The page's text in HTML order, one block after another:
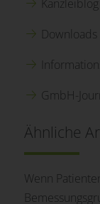
Kanzleiblog
Downloads
GmbH-
Ähnliche
Wenn